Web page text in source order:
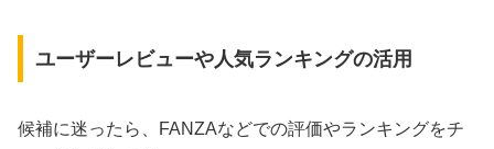
ユーザーレビューや人気ランキングの活用
候補に迷ったら、FANZAなどでの評価やランキングをチ